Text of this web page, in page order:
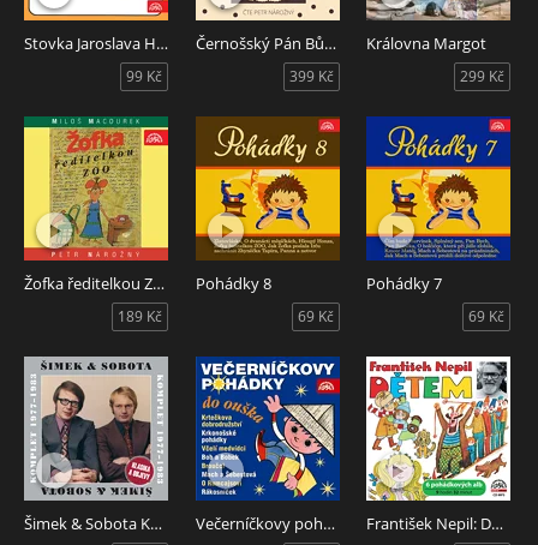
Stovka Jaroslava Haška
99 Kč
Černošský Pán Bůh a páni Izraeliti / Starej zákon a proroci
399 Kč
Královna Margot
299 Kč
Žofka ředitelkou ZOO
189 Kč
Pohádky 8
69 Kč
Pohádky 7
69 Kč
Šimek & Sobota Komplet 1977-1983: Klasika a objevy Večerníčkovy pohádky do ouška František Nepil: Dětem